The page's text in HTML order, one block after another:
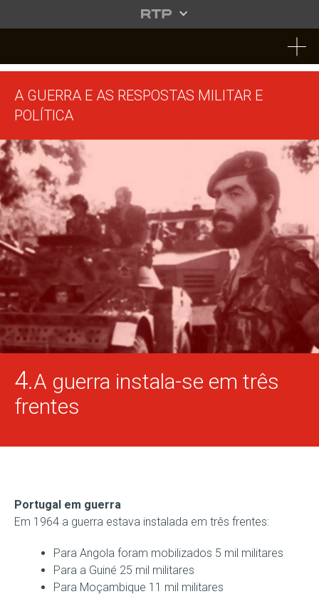
A GUERRA E AS RESPOSTAS MILITAR E
POLÍTICA
4.A guerra instala-se em três
frentes
Portugal em guerra
Em 1964 a guerra estava instalada em três frentes:
Para Angola foram mobilizados 5 mil militares
Para a Guiné 25 mil militares
Para Moçambique 11 mil militares